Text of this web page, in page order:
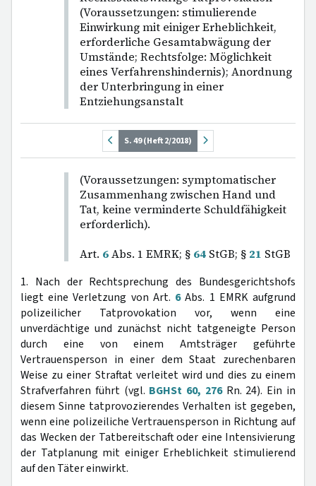
(Voraussetzungen: stimulierende
Einwirkung mit einiger Erheblichkeit,
erforderliche Gesamtabwägung der
Umstände; Rechtsfolge: Möglichkeit
eines Verfahrenshindernis); Anordnung
der Unterbringung in einer
Entziehungsanstalt
S. 49 (Heft 2/2018)
(Voraussetzungen: symptomatischer
Zusammenhang zwischen Hand und
Tat, keine verminderte Schuldfähigkeit
erforderlich).
Art. 6Abs. 1 EMRK; § 64 StGB; § 21 StGB
1. Nach der Rechtsprechung des Bundesgerichtshofs
liegt eine Verletzung von Art. 6Abs. 1 EMRK aufgrund
polizeilicher Tatprovokation vor, wenn eine
unverdächtige und zunächst nicht tatgeneigte Person
durch eine von einem Amtsträger geführte
Vertrauensperson in einer dem Staat zurechenbaren
Weise zu einer Straftat verleitet wird und dies zu einem
Strafverfahren führt (vgl. BGHSt 60, 276Rn. 24). Ein in
diesem Sinne tatprovozierendes Verhalten ist gegeben,
wenn eine polizeiliche Vertrauensperson in Richtung auf
das Wecken der Tatbereitschaft oder eine Intensivierung
der Tatplanung mit einiger Erheblichkeit stimulierend
auf den Täter einwirkt.